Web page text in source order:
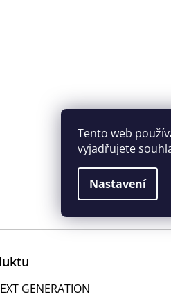
Tento web
vyjadřujete
Nastavení
GENERATION